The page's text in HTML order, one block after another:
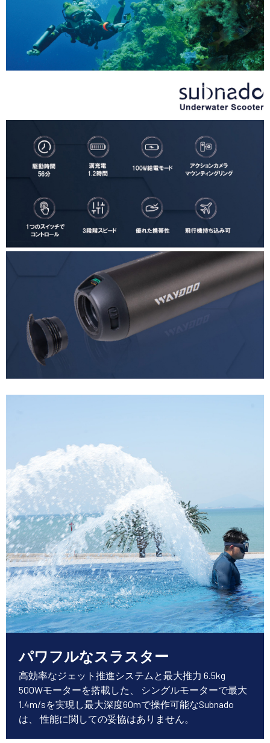
パワフルなスラスター
高効率なジェット推進システムと最大推力 6.5kg
500Wモーターを搭載した、 シングルモーターで最大
1.4m/sを実現し最大深度60mで操作可能なSubnado
は、 性能に関しての妥協はありません。